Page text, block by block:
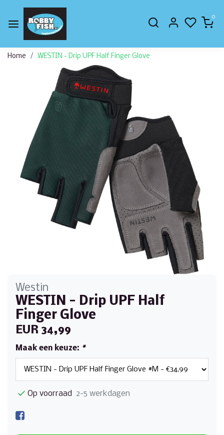
0
Home WESTIN - Drip UPF Half Finger Glove
Westin
WESTIN - Drip UPF Half
Finger Glove
EUR 34,99
Maak een keuze: *
Op voorraad 2-5 werkdagen